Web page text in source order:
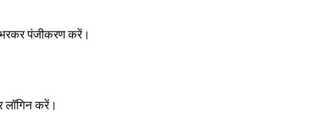
भरकर पंजीकरण करें।
लॉगिन करें।